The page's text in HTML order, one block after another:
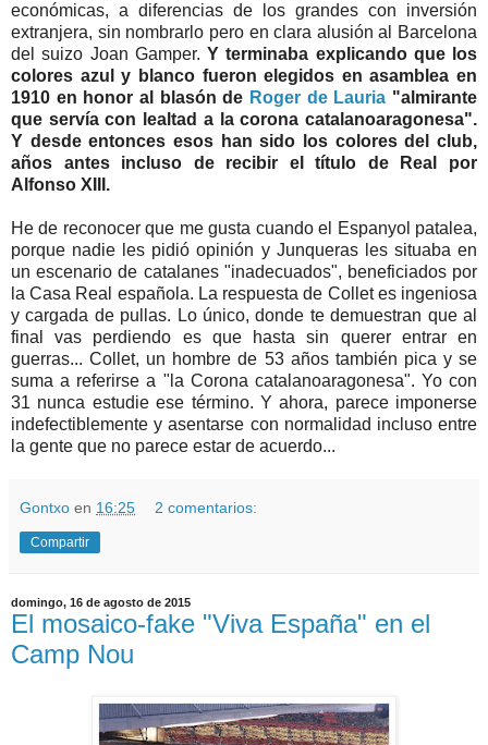
económicas, a diferencias de los grandes con inversión
extranjera, sin nombrarlo pero en clara alusión al Barcelona
del suizo Joan Gamper. Y terminaba explicando que los
colores azul y blanco fueron elegidos en asamblea en
1910 en honor al blasón de Roger de Lauria "almirante
que servía con lealtad a la corona catalanoaragonesa".
Y desde entonces esos han sido los colores del club,
años antes incluso de recibir el título de Real por
Alfonso XIII.
He de reconocer que me gusta cuando el Espanyol patalea,
porque nadie les pidió opinión y Junqueras les situaba en
un escenario de catalanes "inadecuados", beneficiados por
la Casa Real española. La respuesta de Collet es ingeniosa
y cargada de pullas. Lo único, donde te demuestran que al
final vas perdiendo es que hasta sin querer entrar en
guerras... Collet, un hombre de 53 años también pica y se
suma a referirse a "la Corona catalanoaragonesa". Yo con
31 nunca estudie ese término. Y ahora, parece imponerse
indefectiblemente y asentarse con normalidad incluso entre
la gente que no parece estar de acuerdo...
Gontxo en 16:25 2 comentarios:
Compartir
domingo, 16 de agosto de 2015
El mosaico-fake "Viva España" en el
Camp Nou